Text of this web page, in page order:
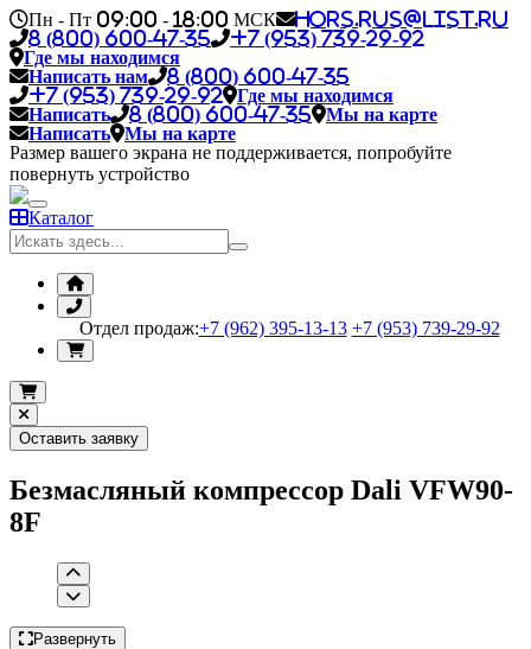
Пн - Пт 09:00 - 18:00 МСК
hors.rus@list.ru
8 (800) 600-47-35
+7 (953) 739-29-92
Где мы находимся
Написать нам
8 (800) 600-47-35
+7 (953) 739-29-92
Где мы находимся
Написать
8 (800) 600-47-35
Мы на карте
Написать
Мы на карте
Размер вашего экрана не поддерживается, попробуйте
повернуть устройство
Каталог
Отдел продаж:+7 (962) 395-13-13 +7 (953) 739-29-92
Оставить заявку
Безмасляный компрессор Dali VFW90-
8F
Развернуть